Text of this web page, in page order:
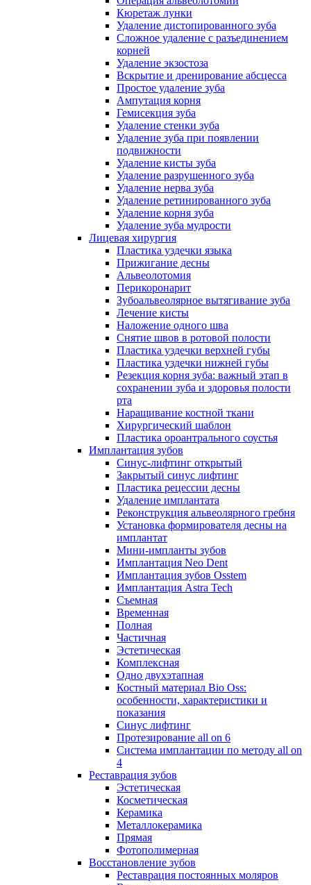
Кюретаж лунки
Удаление дистопированного зуба
Сложное удаление с разъединением
корней
Удаление экзостоза
Вскрытие и дренирование абсцесса
Простое удаление зуба
Ампутация корня
Гемисекция зуба
Удаление стенки зуба
Удаление зуба при появлении
подвижности
Удаление кисты зуба
Удаление разрушенного зуба
Удаление нерва зуба
Удаление ретинированного зуба
Удаление корня зуба
Удаление зуба мудрости
Лицевая хирургия
Пластика уздечки языка
Прижигание десны
Альвеолотомия
Перикоронарит
Зубоальвеолярное вытягивание зуба
Лечение кисты
Наложение одного шва
Снятие швов в ротовой полости
Пластика уздечки верхней губы
Пластика уздечки нижней губы
Резекция корня зуба: важный этап в
сохранении зуба и здоровья полости
рта
Наращивание костной ткани
Хирургический шаблон
Пластика ороантрального соустья
Имплантация зубов
Синус-лифтинг открытый
Закрытый синус лифтинг
Пластика рецессии десны
Удаление имплантата
Реконструкция альвеолярного гребня
Установка формирователя десны на
имплантат
Мини-импланты зубов
Имплантация Neo Dent
Имплантация зубов Osstem
Имплантация Astra Tech
Съемная
Временная
Полная
Частичная
Эстетическая
Комплексная
Одно двухэтапная
Костный материал Bio Oss:
особенности, характеристики и
показания
Синус лифтинг
Протезирование all on 6
Система имплантации по методу all on
4
Реставрация зубов
Эстетическая
Косметическая
Керамика
Металлокерамика
Прямая
Фотополимерная
Восстановление зубов
Реставрация постоянных моляров